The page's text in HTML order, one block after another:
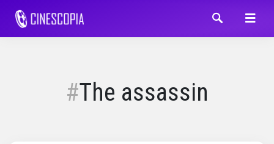
The assassin